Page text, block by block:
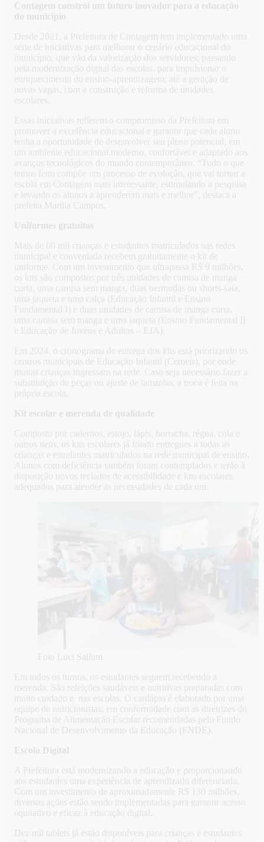
Contagem constrói um futuro inovador para a educação
do município
Desde 2021, a Prefeitura de Contagem tem implementado uma
série de iniciativas para melhorar o cenário educacional do
município, que vão da valorização dos servidores; passando
pela modernização digital das escolas, para impulsionar o
enriquecimento do ensino-aprendizagem; até a geração de
novas vagas, com a construção e reforma de unidades
escolares.
Essas iniciativas refletem o compromisso da Prefeitura em
promover a excelência educacional e garantir que cada aluno
tenha a oportunidade de desenvolver seu pleno potencial, em
um ambiente educacional moderno, confortável e adaptado aos
avanços tecnológicos do mundo contemporâneo. “Tudo o que
temos feito compõe um processo de evolução, que vai tornar a
escola em Contagem mais interessante, estimulando a pesquisa
e levando os alunos a aprenderem mais e melhor”, destaca a
prefeita Marília Campos.
Uniformes gratuitos
Mais de 60 mil crianças e estudantes matriculados nas redes
municipal e conveniada recebem gratuitamente o kit de
uniforme. Com um investimento que ultrapassa R$ 9 milhões,
os kits são compostos por três unidades de camisa de manga
curta, uma camisa sem manga, duas bermudas ou shorts-saia,
uma jaqueta e uma calça (Educação Infantil e Ensino
Fundamental I) e duas unidades de camisa de manga curta,
uma camisa sem manga e uma jaqueta (Ensino Fundamental II
e Educação de Jovens e Adultos – EJA).
Em 2024, o cronograma de entrega dos kits está priorizando os
centros municipais de Educação Infantil (Cemeis), por onde
muitas crianças ingressam na rede. Caso seja necessário fazer a
substituição de peças ou ajuste de tamanho, a troca é feita na
própria escola.
Kit escolar e merenda de qualidade
Composto por cadernos, estojo, lápis, borracha, régua, cola e
outros itens, os kits escolares já foram entregues a todas as
crianças e estudantes matriculados na rede municipal de ensino.
Alunos com deficiência também foram contemplados e terão à
disposição novos teclados de acessibilidade e kits escolares
adequados para atender as necessidades de cada um.
Foto Luci Sallum
Em todos os turnos, os estudantes seguem recebendo a
merenda. São refeições saudáveis e nutritivas preparadas com
muito cuidado e nas escolas. O cardápio é elaborado por uma
equipe de nutricionistas, em conformidade com as diretrizes do
Programa de Alimentação Escolar recomendadas pelo Fundo
Nacional de Desenvolvimento da Educação (FNDE).
Escola Digital
A Prefeitura está modernizando a educação e proporcionando
aos estudantes uma experiência de aprendizado diferenciada.
Com um investimento de aproximadamente R$ 130 milhões,
diversas ações estão sendo implementadas para garantir acesso
equitativo e eficaz à educação digital.
Dez mil tablets já estão disponíveis para crianças e estudantes